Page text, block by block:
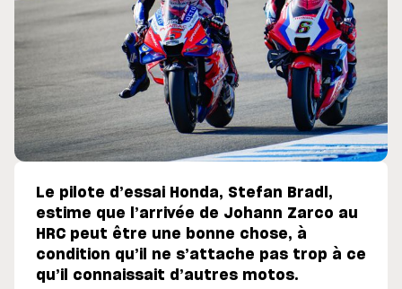
Le pilote d’essai Honda, Stefan Bradl,
estime que l’arrivée de Johann Zarco au
HRC peut être une bonne chose, à
condition qu’il ne s’attache pas trop à ce
qu’il connaissait d’autres motos.